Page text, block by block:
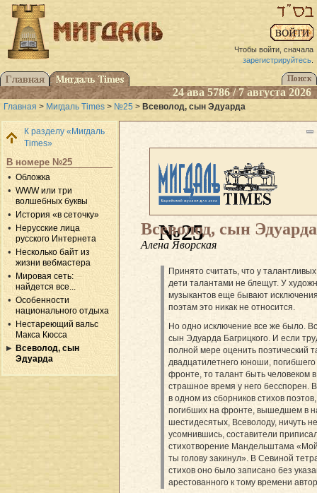
Чтобы войти, сначала
зарегистрируйтесь.
24 ава 5786 / 7 августа 2026
Главная > Мигдаль Times > №25 > Всеволод, сын Эдуарда
К разделу «Мигдаль
Times»
В номере №25
Обложка
WWW или три
волшебных буквы
История «в сеточку»
Нерусские лица
русского Интернета
Несколько байт из
жизни вебмастера
Мировая сеть:
найдется все...
Особенности
национального отдыха
Нестареющий вальс
Макса Кюсса
Всеволод, сын
Эдуарда
№25
Всеволод, сын Эдуарда
Алена Яворская
Принято считать, что у
дети талантами не блещут. У
музыкантов еще бывают
поэтам это никак не относится.
Но одно исключение все же было.
сын Эдуарда Багрицкого. И если
полной мере оценить поэтический
двадцатилетнего юноши,
фронте, то талант быть человеком в
страшное время у него бесспорен.
в одном из сборников стихов поэтов,
погибших на фронте, вышедшем в
шестидесятых, Всеволоду, ничуть
усомнившись, составители
стихотворение Мандельштама
ты голову закинул». В Севиной
стихов оно было записано без
арестованного к тому времени